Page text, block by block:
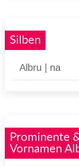
Silben
Albru | na
Prominente
Vornamen